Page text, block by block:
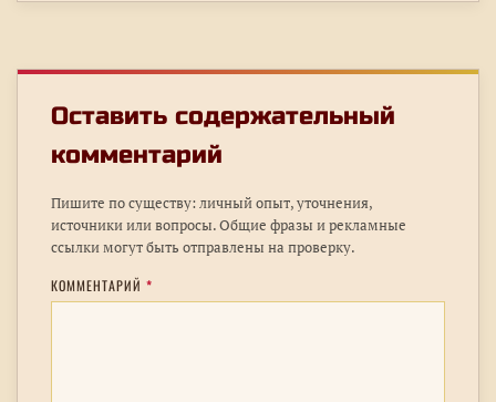
Оставить содержательный
комментарий
Пишите по существу: личный опыт, уточнения,
источники или вопросы. Общие фразы и рекламные
ссылки могут быть отправлены на проверку.
КОММЕНТАРИЙ *